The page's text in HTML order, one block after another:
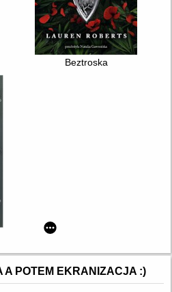
Beztroska
A POTEM EKRANIZACJA :)